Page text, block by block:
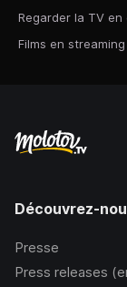
Regarder la TV en
Films en streaming
Découvrez-
Presse
Press releases